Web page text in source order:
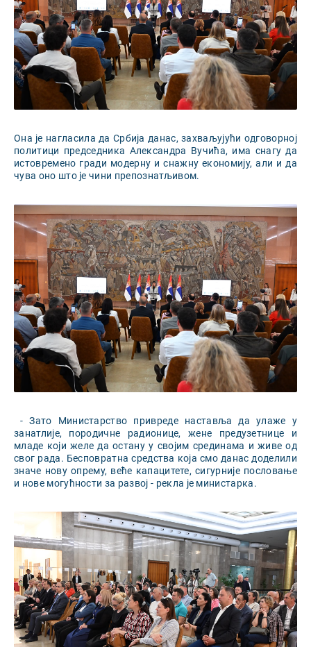
Она је нагласила да Србија данас, захваљујући одговорној
политици председника Александра Вучића, има снагу да
истовремено гради модерну и снажну економију, али и да
чува оно што је чини препознатљивом.
- Зато Министарство привреде наставља да улаже у
занатлије, породичне радионице, жене предузетнице и
младе који желе да остану у својим срединама и живе од
свог рада. Бесповратна средства која смо данас доделили
значе нову опрему, веће капацитете, сигурније пословање
и нове могућности за развој - рекла је министарка.